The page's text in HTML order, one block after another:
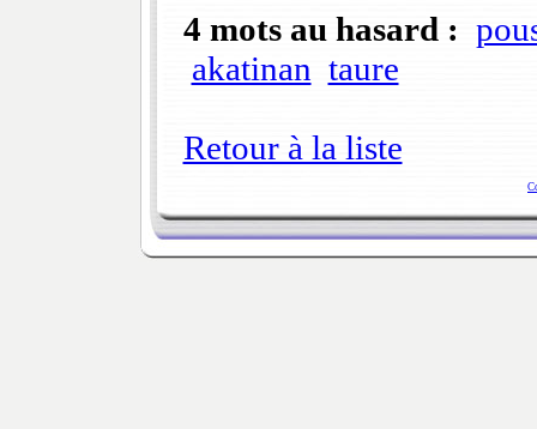
4 mots au hasard :
akatinan taure
Retour à la liste